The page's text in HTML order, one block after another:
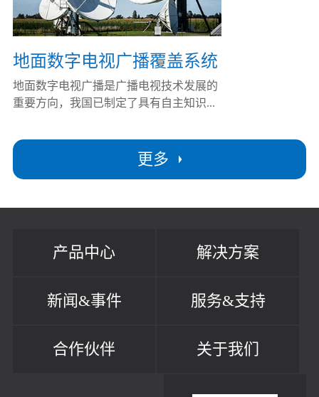
更多
地面数字电视广播覆盖系统
地面数字电视广播是广播电视技术发展的
重要方向，我国已制定了具有自主知识...
产品中心 解决方案
新闻&事件 服务&支持
合作伙伴 关于我们